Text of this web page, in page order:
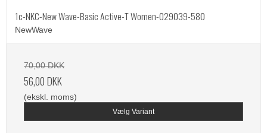
1c-NKC-New Wave-Basic Active-T Women-029039-580
NewWave
70,00 DKK
56,00 DKK
(ekskl. moms)
Vælg Variant